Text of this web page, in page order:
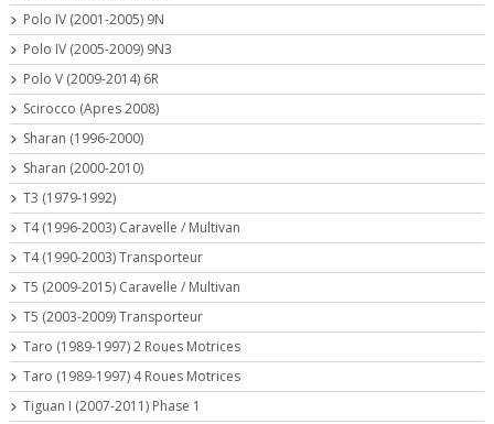
Polo IV (2001-2005) 9N
Polo IV (2005-2009) 9N3
Polo V (2009-2014) 6R
Scirocco (Apres 2008)
Sharan (1996-2000)
Sharan (2000-2010)
T3 (1979-1992)
T4 (1996-2003) Caravelle / Multivan
T4 (1990-2003) Transporteur
T5 (2009-2015) Caravelle / Multivan
T5 (2003-2009) Transporteur
Taro (1989-1997) 2 Roues Motrices
Taro (1989-1997) 4 Roues Motrices
Tiguan I (2007-2011) Phase 1